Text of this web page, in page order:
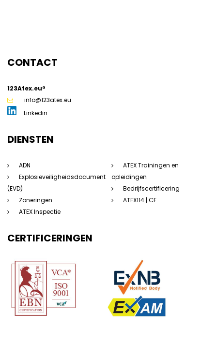
CONTACT
123Atex.eu®
info@123atex.eu
Linkedin
DIENSTEN
ADN
Explosieveiligheidsdocument
(EVD)
Zoneringen
ATEX Inspectie
ATEX Trainingen en
opleidingen
Bedrijfscertificering
ATEX114 | CE
CERTIFICERINGEN